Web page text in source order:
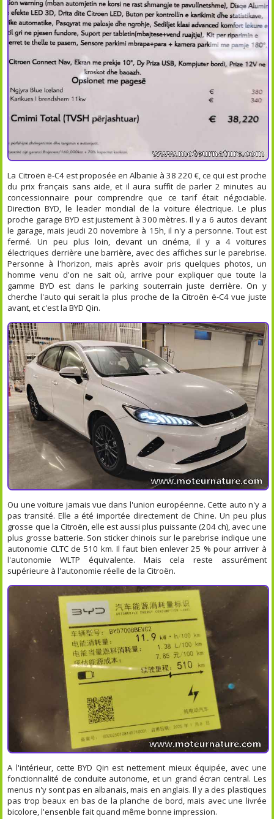
La Citroën ë-C4 est proposée en Albanie à 38 220 €, ce qui est proche
du prix français sans aide, et il aura suffit de parler 2 minutes au
concessionnaire pour comprendre que ce tarif était négociable.
Direction BYD, le leader mondial de la voiture électrique. Le plus
proche garage BYD est justement à 300 mètres. Il y a 6 autos devant
le garage, mais jeudi 20 novembre à 15h, il n'y a personne. Tout est
fermé. Un peu plus loin, devant un cinéma, il y a 4 voitures
électriques derrière une barrière, avec des affiches sur le parebrise.
Personne à l'horizon, mais après avoir pris quelques photos, un
homme venu d'on ne sait où, arrive pour expliquer que toute la
gamme BYD est dans le parking souterrain juste derrière. On y
cherche l'auto qui serait la plus proche de la Citroën ë-C4 vue juste
avant, et c'est la BYD Qin.
Ou une voiture jamais vue dans l'union européenne. Cette auto n'y a
pas transité. Elle a été importée directement de Chine. Un peu plus
grosse que la Citroën, elle est aussi plus puissante (204 ch), avec une
plus grosse batterie. Son sticker chinois sur le parebrise indique une
autonomie CLTC de 510 km. Il faut bien enlever 25 % pour arriver à
l'autonomie WLTP équivalente. Mais cela reste assurément
supérieure à l'autonomie réelle de la Citroën.
A l'intérieur, cette BYD Qin est nettement mieux équipée, avec une
fonctionnalité de conduite autonome, et un grand écran central. Les
menus n'y sont pas en albanais, mais en anglais. Il y a des plastiques
pas trop beaux en bas de la planche de bord, mais avec une livrée
bicolore, l'ensenble fait quand même bonne impression.